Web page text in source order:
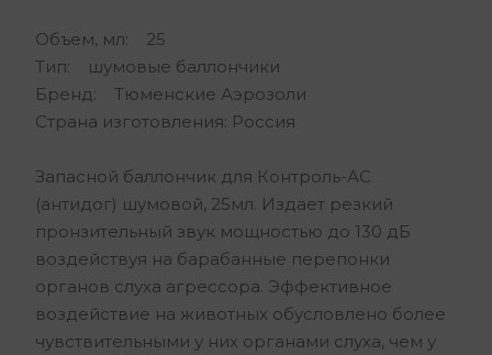
Объем, мл: 25
Тип: шумовые баллончики
Бренд: Тюменские Аэрозоли
Страна изготовления: Россия
Запасной баллончик для Контроль-АС
(антидог) шумовой, 25мл. Издает резкий
пронзительный звук мощностью до 130 дБ
воздействуя на барабанные перепонки
органов слуха агрессора. Эффективное
воздействие на животных обусловлено более
чувствительными у них органами слуха, чем у